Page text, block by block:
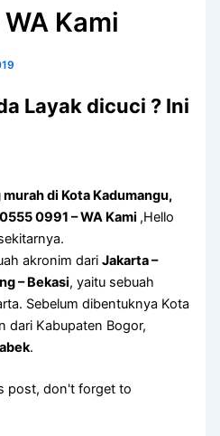
Kami
Layak dicuci ? Ini
di Kota Kadumangu,
0991 – WA Kami ,Hello
akronim dariJakarta –
– Bekasi, yaitu sebuah
Sebelum dibentuknya Kota
dari Kabupaten Bogor,
.
post, don't forget to